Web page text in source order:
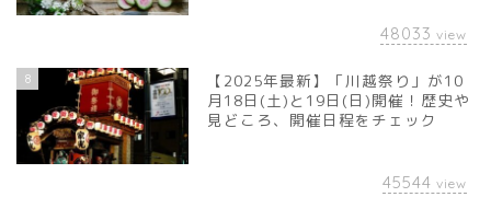
48033 view
8
【2025年最新】「川越祭り」が10
月18日(土)と19日(日)開催！歴史や
見どころ、開催日程をチェック
45544 view